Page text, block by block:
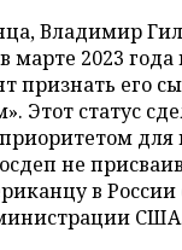
Владимир
марте 2023 года
признать его
Этот статус
для
не
в России